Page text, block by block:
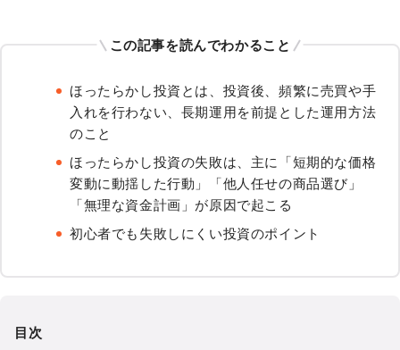
この記事を読んでわかること
ほったらかし投資とは、投資後、頻繁に売買や手
入れを行わない、長期運用を前提とした運用方法
のこと
ほったらかし投資の失敗は、主に「短期的な価格
変動に動揺した行動」「他人任せの商品選び」
「無理な資金計画」が原因で起こる
初心者でも失敗しにくい投資のポイント
目次